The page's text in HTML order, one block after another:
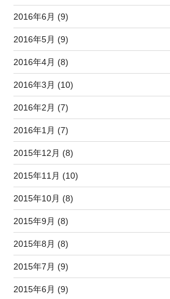
2016年6月 (9)
2016年5月 (9)
2016年4月 (8)
2016年3月 (10)
2016年2月 (7)
2016年1月 (7)
2015年12月 (8)
2015年11月 (10)
2015年10月 (8)
2015年9月 (8)
2015年8月 (8)
2015年7月 (9)
2015年6月 (9)